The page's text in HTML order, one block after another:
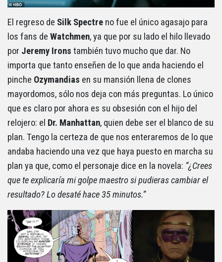
El regreso de Silk Spectre no fue el único agasajo para
los fans de Watchmen, ya que por su lado el hilo llevado
por Jeremy Irons también tuvo mucho que dar. No
importa que tanto enseñen de lo que anda haciendo el
pinche Ozymandias en su mansión llena de clones
mayordomos, sólo nos deja con más preguntas. Lo único
que es claro por ahora es su obsesión con el hijo del
relojero: el Dr. Manhattan, quien debe ser el blanco de su
plan. Tengo la certeza de que nos enteraremos de lo que
andaba haciendo una vez que haya puesto en marcha su
plan ya que, como el personaje dice en la novela: “¿Crees
que te explicaría mi golpe maestro si pudieras cambiar el
resultado? Lo desaté hace 35 minutos.”